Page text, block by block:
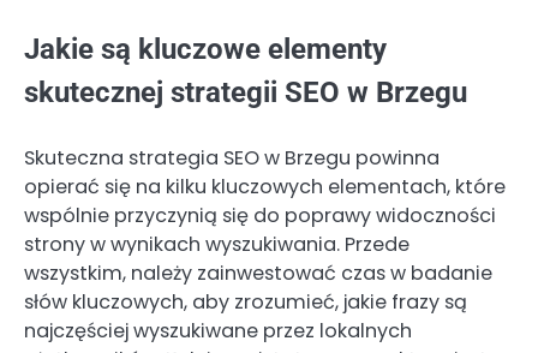
Jakie są kluczowe elementy
skutecznej strategii SEO w Brzegu
Skuteczna strategia SEO w Brzegu powinna
opierać się na kilku kluczowych elementach, które
wspólnie przyczynią się do poprawy widoczności
strony w wynikach wyszukiwania. Przede
wszystkim, należy zainwestować czas w badanie
słów kluczowych, aby zrozumieć, jakie frazy są
najczęściej wyszukiwane przez lokalnych